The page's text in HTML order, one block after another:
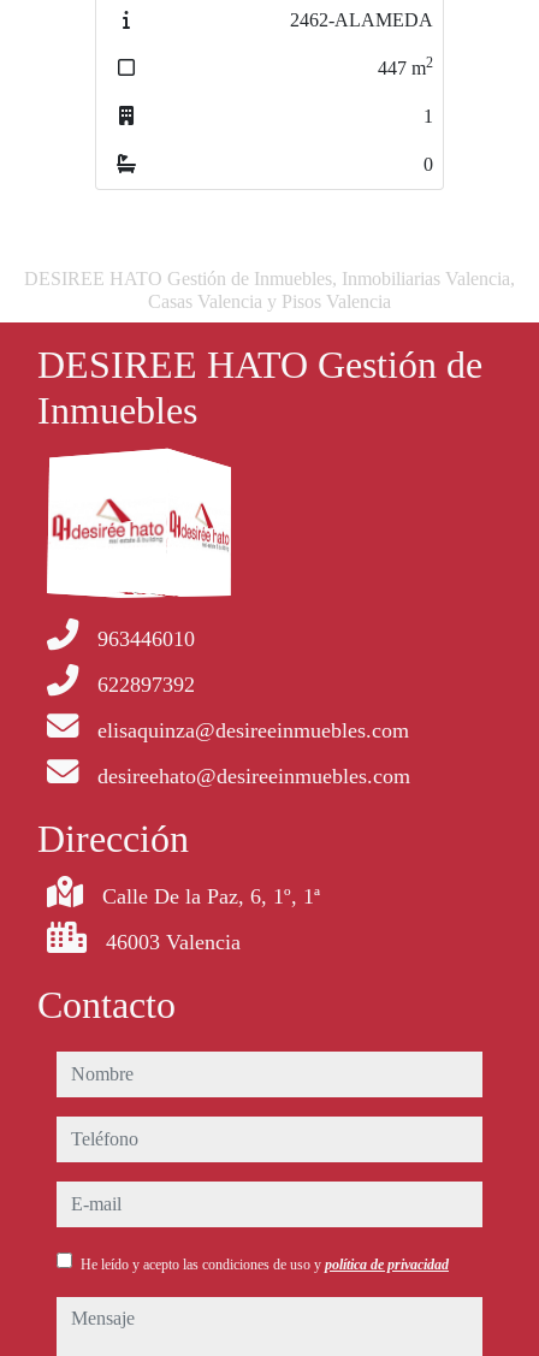
2462-ALAMEDA
2
2818-ALAMEDA
DESIREE HATO Gestión de Inmuebles, Inmobiliarias Valencia,
Casas Valencia y Pisos Valencia
DESIREE HATO Gestión de
Inmuebles
963446010
622897392
elisaquinza@desireeinmuebles.com
desireehato@desireeinmuebles.com
Dirección
Calle De la Paz, 6, 1º, 1ª
46003 Valencia
Contacto
nombre
teléfono
e-mail
He leído y acepto las condiciones de uso y política de privacidad
mensaje